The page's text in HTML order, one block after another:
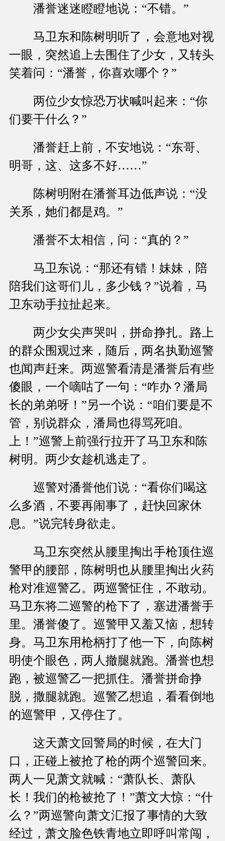
潘誉迷迷瞪瞪地说：“不错。”
马卫东和陈树明听了，会意地对视
一眼，突然追上去围住了少女，又转头
笑着问：“潘誉，你喜欢哪个？”
两位少女惊恐万状喊叫起来：“你
们要干什么？”
潘誉赶上前，不安地说：“东哥、
明哥，这、这多不好……”
陈树明附在潘誉耳边低声说：“没
关系，她们都是鸡。”
潘誉不太相信，问：“真的？”
马卫东说：“那还有错！妹妹，陪
陪我们这哥们儿，多少钱？”说着，马
卫东动手拉扯起来。
两少女尖声哭叫，拼命挣扎。路上
的群众围观过来，随后，两名执勤巡警
也闻声赶来。两巡警看清是潘誉后有些
傻眼，一个嘀咕了一句：“咋办？潘局
长的弟弟呀！”另一个说：“咱们要是不
管，别说群众，潘局也得骂死咱。
上！”巡警上前强行拉开了马卫东和陈
树明。两少女趁机逃走了。
巡警对潘誉他们说：“看你们喝这
么多酒，不要再闹事了，赶快回家休
息。”说完转身欲走。
马卫东突然从腰里掏出手枪顶住巡
警甲的腰部，陈树明也从腰里掏出火药
枪对准巡警乙。两巡警怔住，不敢动。
马卫东将二巡警的枪下了，塞进潘誉手
里。潘誉傻了。巡警甲又羞又恼，想转
身。马卫东用枪柄打了他一下，向陈树
明使个眼色，两人撤腿就跑。潘誉也想
跑，被巡警乙一把抓住。潘誉拼命挣
脱，撒腿就跑。巡警乙想追，看看倒地
的巡警甲，又停住了。
这天萧文回警局的时候，在大门
口，正碰上被抢了枪的两个巡警回来。
两人一见萧文就喊：“萧队长、萧队
长！我们的枪被抢了！”萧文大惊：“什
么？”两巡警向萧文汇报了事情的大致
经过，萧文脸色铁青地立即呼叫常闯，